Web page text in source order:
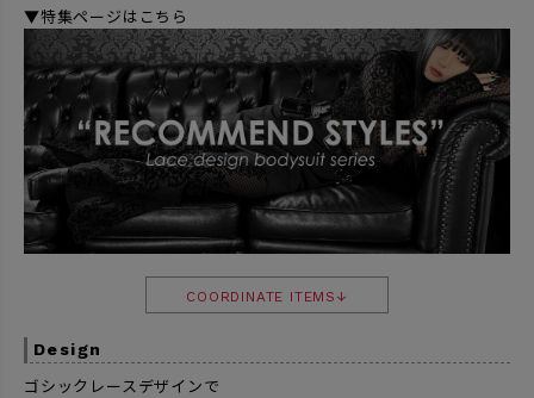
▼特集ページはこちら
COORDINATE ITEMS↓
Design
ゴシックレースデザインで